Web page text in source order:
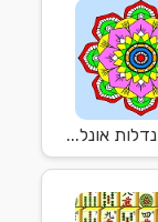
אונל...